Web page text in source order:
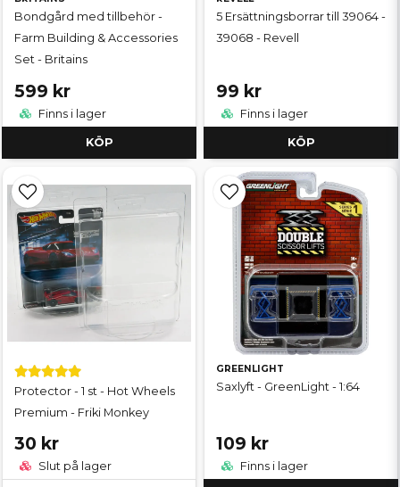
Bondgård med tillbehör -
Farm Building & Accessories
Set - Britains
599 kr
Finns i lager
KÖP
5 Ersättningsborrar till 39064 -
39068 - Revell
99 kr
Finns i lager
KÖP
Protector - 1 st - Hot Wheels
Premium - Friki Monkey
30 kr
Slut på lager
GREENLIGHT
Saxlyft - GreenLight - 1:64
109 kr
Finns i lager